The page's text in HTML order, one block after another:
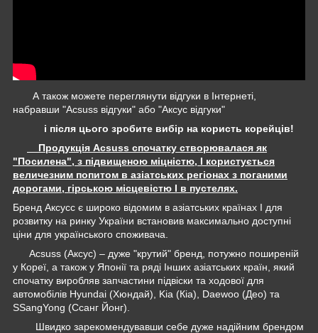
А також можете переглянути відгуки в Інтернеті,
набравши "Acsuss відгуки" або "Аксус відгуки"
і після цього зробите вибір на користь корейців!
Продукція Acsuss спочатку створювалася як
"Посилена", з підвищеною міцністю, І користується
величезним попитом в азіатських регіонах з поганими
дорогами, гірською місцевістю І в пустелях.
Бренд Аксусс є широко відомим в азіатських країнах І для
розвитку на ринку України встановив максимально доступні
ціни для українського споживача.
Acsuss (Аксус) – дуже "крутий" бренд, потужно поширеній
у Кореї, а також у Японії та ряді Інших азіатських країн, який
спочатку виробляв запчастини підвіски та ходової для
автомобілів Hyundai (Хюндай), Kia (Кіа), Daewoo (Део) та
SSangYong (Ссанг Йонг).
Швидко зарекомендувавши себе дуже надійним брендом